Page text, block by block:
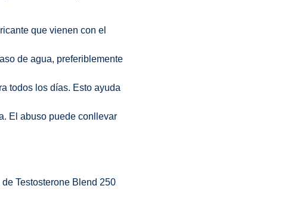
que vienen con el
de agua, preferiblemente
todos los días. Esto ayuda
El abuso puede conllevar
Testosterone Blend 250